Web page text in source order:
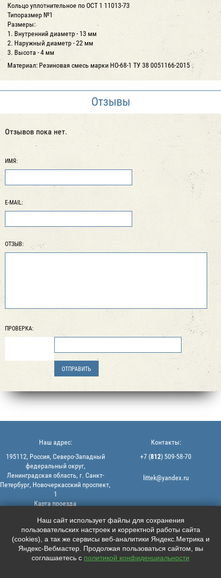
Кольцо уплотнительное по ОСТ 1 11013-73
Типоразмер №1
Размеры:
1. Внутренний диаметр - 13 мм
2. Наружный диаметр - 22 мм
3. Высота - 4 мм
Материал: Резиновая смесь марки НО-68-1 ТУ 38 0051166-2015
Отзывы
Отзывов пока нет.
ИМЯ:
E-MAIL:
ОТЗЫВ:
ПРОВЕРКА:
© 2013-2026 | ООО "ЛИТТЕК" -
производство и продажа РТИ
ИНН: 7806523560 | ОГРН:
1147847126162
Политика конфиденциальности |
Пользовательское соглашение
Наш адрес:
195112, Россия, Северо-Западный
федеральный округ,
Ленинградская область, г. Санкт-
Петербург, Новочеркасский проспект,
1
Карта проезда
Контакты:
+7 (812) 509-58-70
littek@yandex.ru
Мы в соцсетях:
    
Наш сайт использует файлы для сохранения
пользовательских настроек и корректной работы сайта
(cookies), а так же сервисы веб-аналитики Яндекс.Метрика и
Яндекс-Вебмастер. Продолжая пользоваться сайтом, вы
соглашаетесь с политикой конфиденциальности